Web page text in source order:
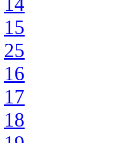
15
25
16
17
18